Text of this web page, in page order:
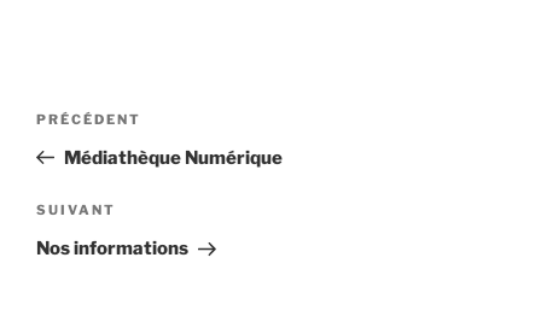
Navigation
l’article
Article
précédent
PRÉCÉDENT
Médiathèque Numérique
Article
suivant
SUIVANT
Nos informations